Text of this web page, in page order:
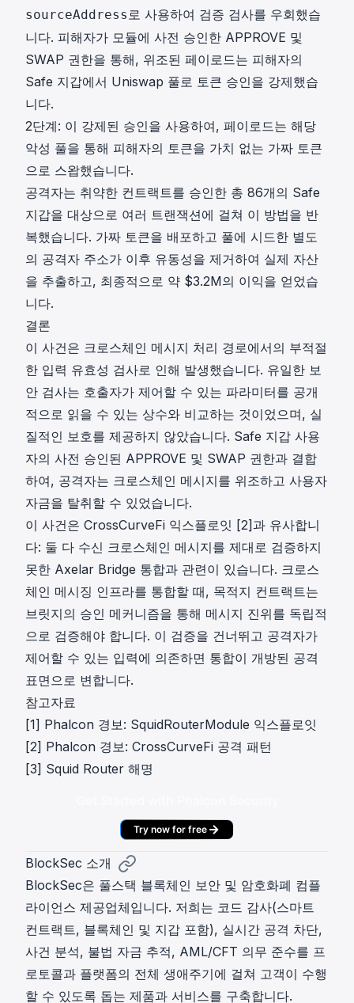
sourceAddress 로 사용하여 검증 검사를 우회했습
니다. 피해자가 모듈에 사전 승인한 APPROVE 및
SWAP 권한을 통해, 위조된 페이로드는 피해자의
Safe 지갑에서 Uniswap 풀로 토큰 승인을 강제했습
니다.
2단계: 이 강제된 승인을 사용하여, 페이로드는 해당
악성 풀을 통해 피해자의 토큰을 가치 없는 가짜 토큰
으로 스왑했습니다.
공격자는 취약한 컨트랙트를 승인한 총 86개의 Safe
지갑을 대상으로 여러 트랜잭션에 걸쳐 이 방법을 반
복했습니다. 가짜 토큰을 배포하고 풀에 시드한 별도
의 공격자 주소가 이후 유동성을 제거하여 실제 자산
을 추출하고, 최종적으로 약 $3.2M의 이익을 얻었습
니다.
결론
이 사건은 크로스체인 메시지 처리 경로에서의 부적절
한 입력 유효성 검사로 인해 발생했습니다. 유일한 보
안 검사는 호출자가 제어할 수 있는 파라미터를 공개
적으로 읽을 수 있는 상수와 비교하는 것이었으며, 실
질적인 보호를 제공하지 않았습니다. Safe 지갑 사용
자의 사전 승인된 APPROVE 및 SWAP 권한과 결합
하여, 공격자는 크로스체인 메시지를 위조하고 사용자
자금을 탈취할 수 있었습니다.
이 사건은 CrossCurveFi 익스플로잇 [2]과 유사합니
다: 둘 다 수신 크로스체인 메시지를 제대로 검증하지
못한 Axelar Bridge 통합과 관련이 있습니다. 크로스
체인 메시징 인프라를 통합할 때, 목적지 컨트랙트는
브릿지의 승인 메커니즘을 통해 메시지 진위를 독립적
으로 검증해야 합니다. 이 검증을 건너뛰고 공격자가
제어할 수 있는 입력에 의존하면 통합이 개방된 공격
표면으로 변합니다.
참고자료
[1] Phalcon 경보: SquidRouterModule 익스플로잇
[2] Phalcon 경보: CrossCurveFi 공격 패턴
[3] Squid Router 해명
Try now for free
BlockSec 소개
BlockSec은 풀스택 블록체인 보안 및 암호화폐 컴플
라이언스 제공업체입니다. 저희는 코드 감사(스마트
컨트랙트, 블록체인 및 지갑 포함), 실시간 공격 차단,
사건 분석, 불법 자금 추적, AML/CFT 의무 준수를 프
로토콜과 플랫폼의 전체 생애주기에 걸쳐 고객이 수행
할 수 있도록 돕는 제품과 서비스를 구축합니다.